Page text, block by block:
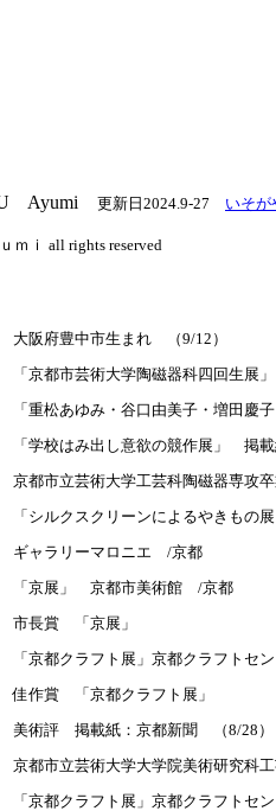
Ayumi 更新日2024.9-27 いそが
ｙｕｍｉ all rights reserved
大阪府豊中市生まれ （9/12）
「京都市芸術大学陶磁器科四回生
「重松あゆみ・谷口由美子・増田
「学校はみ出し意欲の競作展」
京都市立芸術大学工芸科陶磁器専攻
「シルクスクリーンによるやきも
ギャラリーマロニエ /京都
「京展」 京都市美術館 /京都
市長賞 「京展」
「京都クラフト展」京都クラフトセ
佳作賞 「京都クラフト展」
美術評 掲載紙：京都新聞 （8/28）
京都市立芸術大学大学院美術研究科
「京都クラフト展」京都クラフトセ